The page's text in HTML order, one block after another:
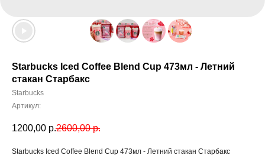
Starbucks Iced Coffee Blend Cup 473мл - Летний
стакан Старбакс
Starbucks
Артикул:
1200,00 р.2600,00 р.
Starbucks Iced Coffee Blend Cup 473мл - Летний стакан Старбакс